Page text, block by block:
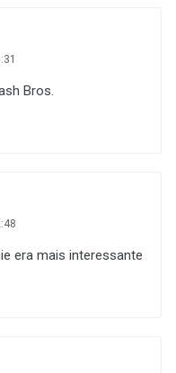
Bros.
era mais interessante